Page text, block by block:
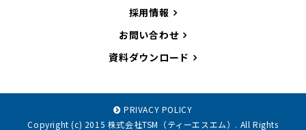
採用情報
お問い合わせ
資料ダウンロード
PRIVACY POLICY
Copyright (c) 2015 株式会社TSM（ティーエスエム）. All Rights